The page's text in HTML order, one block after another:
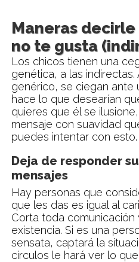
Maneras
no te gusta
Los chicos tienen una
genética, a las
genérico, se ciegan ante
hace lo que desearían
quieres que él se
mensaje con suavidad
puedes intentar con esto.
Deja de responder
mensajes
Hay personas que
que les das es igual al
Corta toda comunicación
existencia. Si es una
sensata, captará la
círculos le hará ver lo